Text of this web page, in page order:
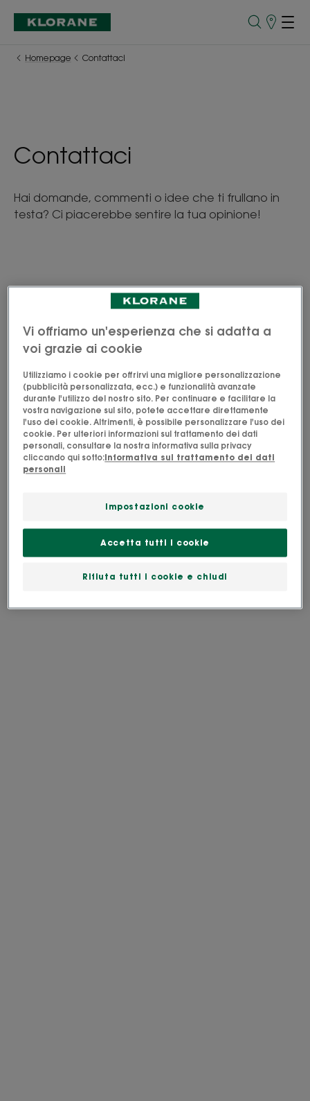
Punti
Homepage Contattaci
Contattaci
Hai domande, commenti o idee che ti frullano in
testa? Ci piacerebbe sentire la tua opinione!
I dati personali da te forniti saranno utilizzati solo
dati personali saranno conservati per 3 anni dal tuo
ultimo contatto. Ti preghiamo di consultare la
personaliper ulteriori informazioni sui tuoi diritti.
Vi offriamo un'esperienza che si adatta a
voi grazie ai cookie
Utilizziamo i cookie per offrirvi una migliore personalizzazione
(pubblicità personalizzata, ecc.) e funzionalità avanzate
durante l'utilizzo del nostro sito. Per continuare e facilitare la
vostra navigazione sul sito, potete accettare direttamente
l'uso dei cookie. Altrimenti, è possibile personalizzare l'uso dei
cookie. Per ulteriori informazioni sul trattamento dei dati
personali, consultare la nostra informativa sulla privacy
cliccando qui sotto:Informativa sul trattamento dei dati
personali
Impostazioni cookie
Rifiuta tutti i cookie e chiudi
Accetta tutti i cookie